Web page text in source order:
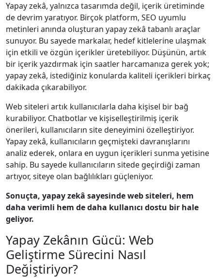
Yapay zekâ, yalnızca tasarımda değil, içerik üretiminde
de devrim yaratıyor. Birçok platform, SEO uyumlu
metinleri anında oluşturan yapay zekâ tabanlı araçlar
sunuyor. Bu sayede markalar, hedef kitlelerine ulaşmak
için etkili ve özgün içerikler üretebiliyor. Düşünün, artık
bir içerik yazdırmak için saatler harcamanıza gerek yok;
yapay zekâ, istediğiniz konularda kaliteli içerikleri birkaç
dakikada çıkarabiliyor.
Web siteleri artık kullanıcılarla daha kişisel bir bağ
kurabiliyor. Chatbotlar ve kişiselleştirilmiş içerik
önerileri, kullanıcıların site deneyimini özelleştiriyor.
Yapay zekâ, kullanıcıların geçmişteki davranışlarını
analiz ederek, onlara en uygun içerikleri sunma yetisine
sahip. Bu sayede kullanıcıların sitede geçirdiği zaman
artıyor, siteye olan bağlılıkları güçleniyor.
Sonuçta, yapay zekâ sayesinde web siteleri, hem
daha verimli hem de daha kullanıcı dostu bir hale
geliyor.
Yapay Zekânın Gücü: Web
Geliştirme Sürecini Nasıl
Değiştiriyor?